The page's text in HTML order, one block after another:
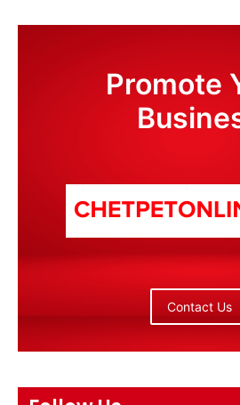
Promote
Contact Us